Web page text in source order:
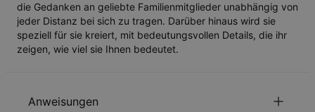
die Gedanken an geliebte Familienmitglieder unabhängig von
jeder Distanz bei sich zu tragen. Darüber hinaus wird sie
speziell für sie kreiert, mit bedeutungsvollen Details, die ihr
zeigen, wie viel sie Ihnen bedeutet.
Anweisungen